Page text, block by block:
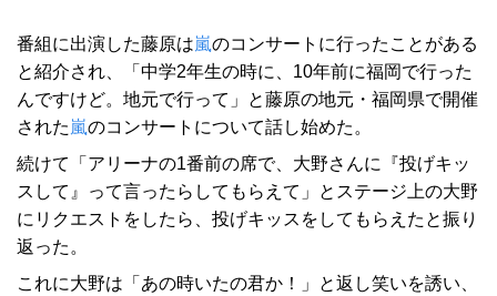
番組に出演した藤原は嵐のコンサートに行ったことがある
と紹介され、「中学2年生の時に、10年前に福岡で行った
んですけど。地元で行って」と藤原の地元・福岡県で開催
された 嵐のコンサートについて話し始めた。
続けて「アリーナの1番前の席で、大野さんに『投げキッ
スして』って言ったらしてもらえて」とステージ上の大野
にリクエストをしたら、投げキッスをしてもらえたと振り
返った。
これに大野は「あの時いたの君か！」と返し笑いを誘い、